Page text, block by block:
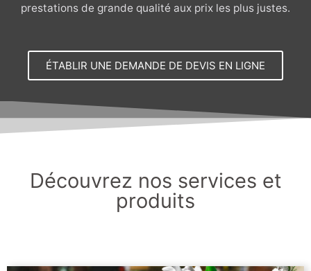
prestations de grande qualité aux prix les plus justes.
ÉTABLIR UNE DEMANDE DE DEVIS EN LIGNE
Découvrez nos services et
produits